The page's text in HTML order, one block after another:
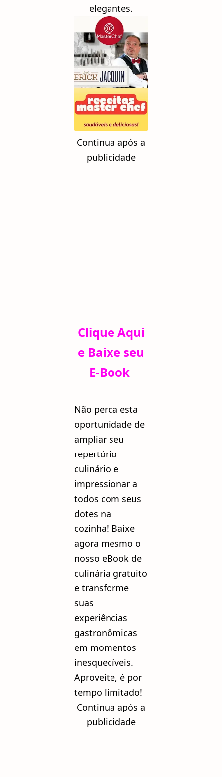
elegantes.
Continua após a
publicidade
Clique Aqui
e Baixe seu
E-Book
Não perca esta
oportunidade de
ampliar seu
repertório
culinário e
impressionar a
todos com seus
dotes na
cozinha! Baixe
agora mesmo o
nosso eBook de
culinária gratuito
e transforme
suas
experiências
gastronômicas
em momentos
inesquecíveis.
Aproveite, é por
tempo limitado!
Continua após a
publicidade